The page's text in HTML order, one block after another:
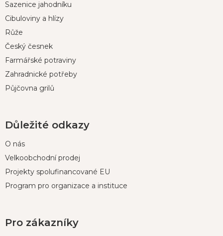
aSazenice jahodníku
Cibuloviny a hlízy
Růže
Český česnek
Farmářské potraviny
Zahradnické potřeby
Půjčovna grilů
Důležité odkazy
O nás
Velkoobchodní prodej
Projekty spolufinancované EU
Program pro organizace a instituce
Pro zákazníky